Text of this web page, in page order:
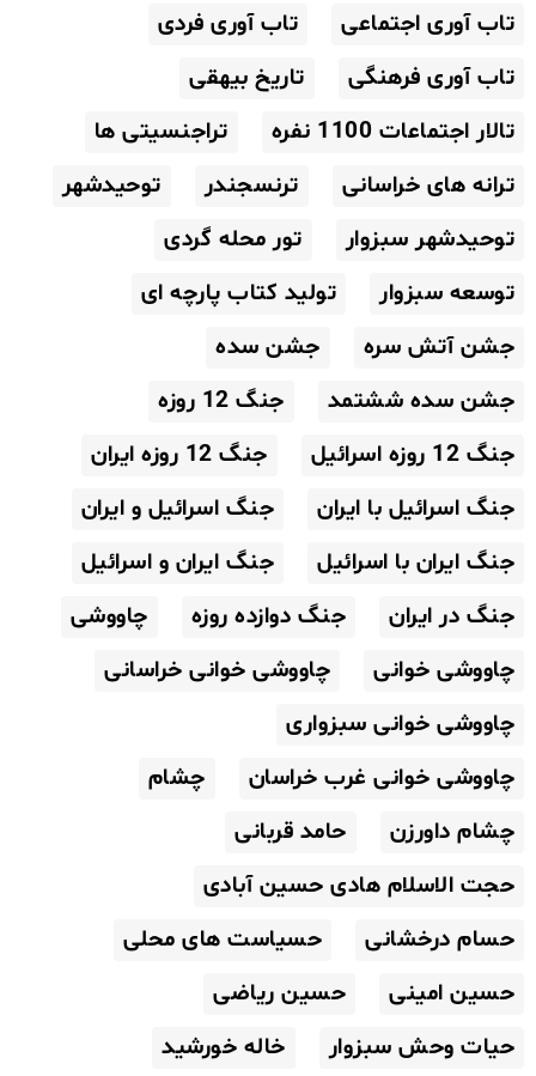
تاب آوری اجتماعی
تاب آوری فردی
تاب آوری فرهنگی
تاریخ بیهقی
تالار اجتماعات 1100 نفره
تراجنسیتی ها
ترانه های خراسانی
ترنسجندر
توحیدشهر
توحیدشهر سبزوار
تور محله گردی
توسعه سبزوار
تولید کتاب پارچه ای
جشن آتش سره
جشن سده
جشن سده ششتمد
جنگ 12 روزه
جنگ 12 روزه اسرائیل
جنگ 12 روزه ایران
جنگ اسرائیل با ایران
جنگ اسرائیل و ایران
جنگ ایران با اسرائیل
جنگ ایران و اسرائیل
جنگ در ایران
جنگ دوازده روزه
چاووشی
چاووشی خوانی
چاووشی خوانی خراسانی
چاووشی خوانی سبزواری
چاووشی خوانی غرب خراسان
چشام
چشام داورزن
حامد قربانی
حجت الاسلام هادی حسین آبادی
حسام درخشانی
حسیاست های محلی
حسین امینی
حسین ریاضی
حیات وحش سبزوار
خاله خورشید